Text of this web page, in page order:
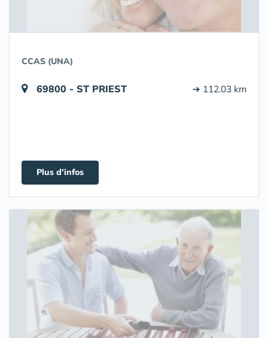
CCAS (UNA)
69800 - ST PRIEST ➔ 112.03 km
Plus d'infos